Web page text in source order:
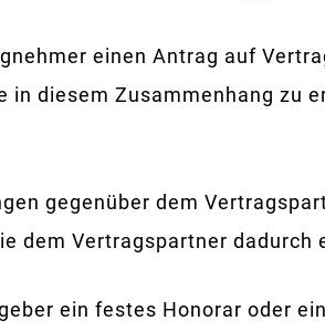
einen Antrag auf
diesem Zusammenhang zu
gegenüber dem
dem Vertragspartner dadurch
ein festes Honorar oder